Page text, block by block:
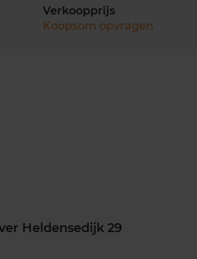
Verkoopprijs
Koopsom opvragen
Heldensedijk 29